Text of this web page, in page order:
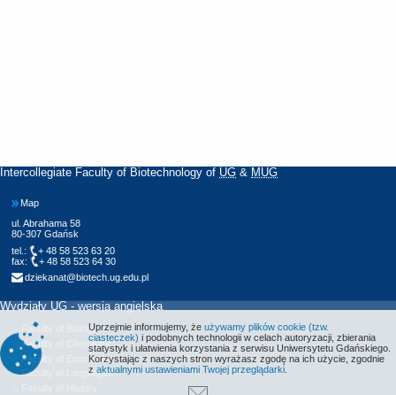
Intercollegiate Faculty of Biotechnology of UG & MUG
Map
ul. Abrahama 58
80-307 Gdańsk
tel.:
+ 48 58 523 63 20
fax:
+ 48 58 523 64 30
dziekanat@biotech.ug.edu.pl
Wydziały UG - wersja angielska
Faculty of Biology
Faculty of Chemistry
Faculty of Economics
Faculty of Languages
Uprzejmie informujemy, że używamy plików cookie (tzw.
ciasteczek) i podobnych technologii w celach autoryzacji, zbierania
statystyk i ułatwienia korzystania z serwisu Uniwersytetu Gdańskiego.
Korzystając z naszych stron wyrażasz zgodę na ich użycie, zgodnie
z aktualnymi ustawieniami Twojej przeglądarki